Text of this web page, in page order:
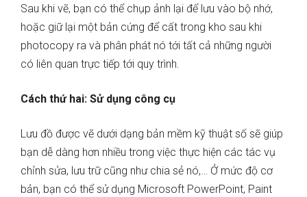
Sau khi vẽ, bạn có thể chụp ảnh lại để lưu vào bộ nhớ,
hoặc giữ lại một bản cứng để cất trong kho sau khi
photocopy ra và phân phát nó tới tất cả những người
có liên quan trực tiếp tới quy trình.
Cách thứ hai: Sử dụng công cụ
Lưu đồ được vẽ dưới dạng bản mềm kỹ thuật số sẽ giúp
bạn dễ dàng hơn nhiều trong việc thực hiện các tác vụ
chỉnh sửa, lưu trữ cũng như chia sẻ nó,… Ở mức độ cơ
bản, bạn có thể sử dụng Microsoft PowerPoint, Paint